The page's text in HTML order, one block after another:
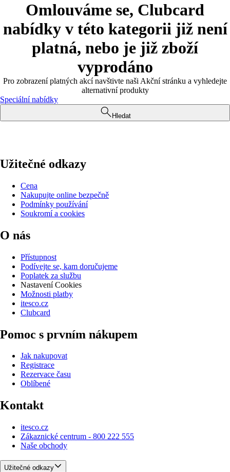
Omlouváme se, Clubcard
nabídky v této kategorii již není
platná, nebo je již zboží
vyprodáno
Pro zobrazení platných akcí navštivte naši Akční stránku a vyhledejte
alternativní produkty
Speciální nabídky
Hledat
Užitečné odkazy
Cena
Nakupujte online bezpečně
Podmínky používání
Soukromí a cookies
O nás
Přístupnost
Podívejte se, kam doručujeme
Poplatek za službu
Nastavení Cookies
Možnosti platby
itesco.cz
Clubcard
Pomoc s prvním nákupem
Jak nakupovat
Registrace
Rezervace času
Oblíbené
Kontakt
itesco.cz
Zákaznické centrum - 800 222 555
Naše obchody
Užitečné odkazy